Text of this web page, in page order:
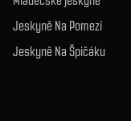
Jeskyně Na Pomezí
Jeskyně Na Špičáku